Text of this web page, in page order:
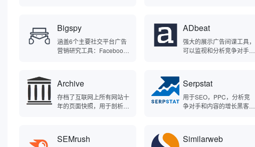
求和行为，并优化产品和服
务，还可以通过推送通知、
电子邮件和短信等方式与用
和强大的数据分析和可视化
功能，让用户可以轻松地进
行数据分析和挖掘。
e的专有广告技术使用尖端
人工智能和机器学习，根据
真实数据做出决策，以提高
算法。
Bigspy
涵盖6个主要社交平台广告
营销研究工具：Faceboo
库、顶级商店排名和趋势产
品。
ADbeat
强大的展示广告间谍工具，
可以监视和分析竞争对手发
Archive
存档了互联网上所有网站十
年的页面快照，用于剖析竞
Serpstat
用于SEO，PPC，分析竞
争对手和内容的增长黑客工
SEMrush Similarweb